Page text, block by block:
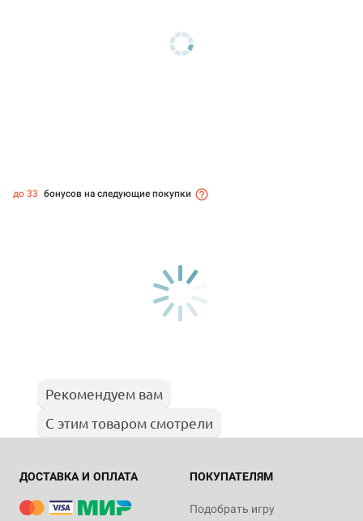
до 33 бонусов на следующие покупки
Рекомендуем вам
С этим товаром смотрели
ДОСТАВКА И ОПЛАТА ПОКУПАТЕЛЯМ
Подобрать игру